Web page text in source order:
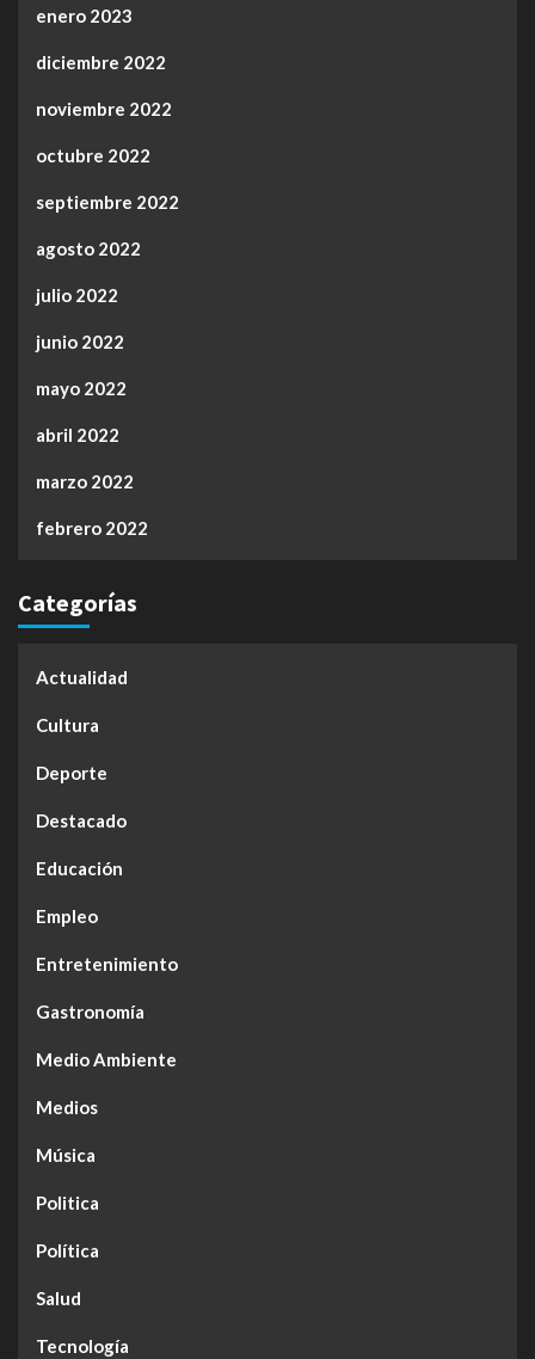
enero 2023
diciembre 2022
noviembre 2022
octubre 2022
septiembre 2022
agosto 2022
julio 2022
junio 2022
mayo 2022
abril 2022
marzo 2022
febrero 2022
Categorías
Actualidad
Cultura
Deporte
Destacado
Educación
Empleo
Entretenimiento
Gastronomía
Medio Ambiente
Medios
Música
Politica
Política
Salud
Tecnología